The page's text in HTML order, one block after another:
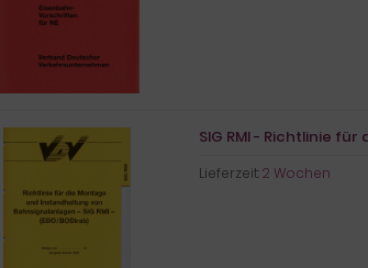
SIG RMI - Richtlinie
Lieferzeit:2 Wochen